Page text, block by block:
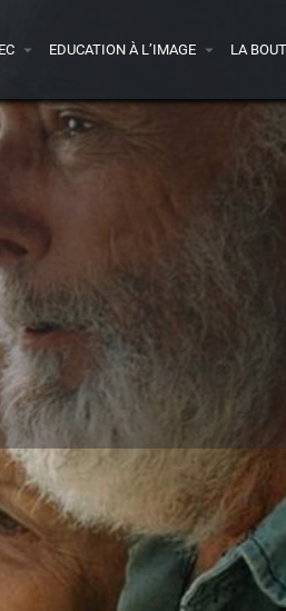
EDUCATION À L’IMAGE LA
plateforme